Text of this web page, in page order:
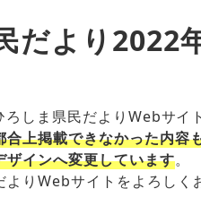
だより2022
しま県民だよりWebサイ
合上掲載できなかった内容
ザインへ変更しています。
りWebサイトをよろしく